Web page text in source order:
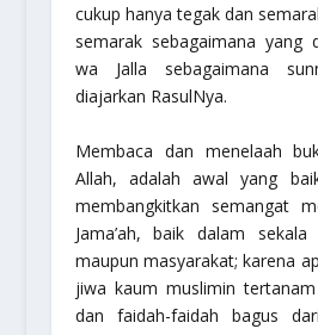
cukup hanya tegak dan
semarak sebagaimana yang
wa Jalla sebagaimana
diajarkan RasulNya.
Membaca dan menelaah
Allah, adalah awal yang
membangkitkan semangat
Jama’ah, baik dalam sekala
maupun masyarakat; karena
jiwa kaum muslimin
dan faidah-faidah bagus